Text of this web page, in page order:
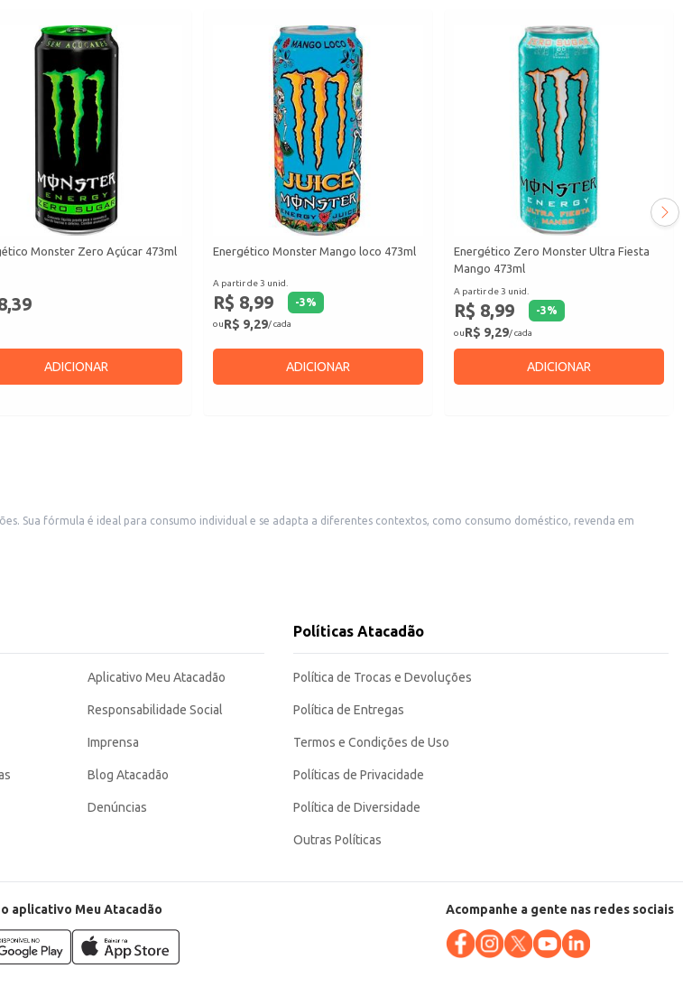
Monster Zero Açúcar 473ml
ADICIONAR
Energético Monster Mango loco 473ml
A partir de 3 unid.
R$ 8,99 -3%
ouR$ 9,29/ cada
ADICIONAR
Energético Zero Monster Ultra Fiesta
Mango 473ml
A partir de 3 unid.
R$ 8,99 -3%
ouR$ 9,29/ cada
ADICIONAR
em
busca um produto de fácil consumo e alto apelo comercial. Sua distribuição e venda são facilitadas
Aplicativo Meu Atacadão
Responsabilidade Social
Imprensa
Blog Atacadão
Denúncias
Políticas Atacadão
Política de Trocas e Devoluções
Política de Entregas
Termos e Condições de Uso
Políticas de Privacidade
Política de Diversidade
Outras Políticas
aplicativo Meu Atacadão Acompanhe a gente nas redes sociais